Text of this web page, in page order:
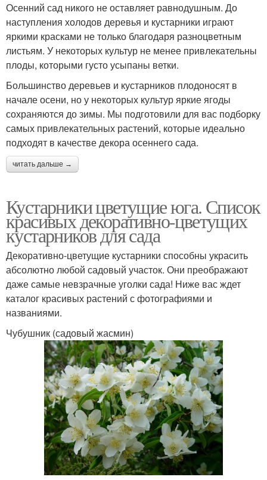
Осенний сад никого не оставляет равнодушным. До
наступления холодов деревья и кустарники играют
яркими красками не только благодаря разноцветным
листьям. У некоторых культур не менее привлекательны
плоды, которыми густо усыпаны ветки.
Большинство деревьев и кустарников плодоносят в
начале осени, но у некоторых культур яркие ягоды
сохраняются до зимы. Мы подготовили для вас подборку
самых привлекательных растений, которые идеально
подходят в качестве декора осеннего сада.
читать дальше →
Кустарники цветущие юга. Список
красивых декоративно-цветущих
кустарников для сада
Декоративно-цветущие кустарники способны украсить
абсолютно любой садовый участок. Они преображают
даже самые невзрачные уголки сада! Ниже вас ждет
каталог красивых растений с фотографиями и
названиями.
Чубушник (садовый жасмин)